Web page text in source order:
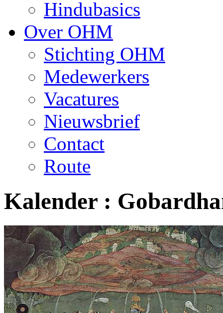
Hindubasics
Over OHM
Stichting OHM
Medewerkers
Vacatures
Nieuwsbrief
Contact
Route
Kalender :